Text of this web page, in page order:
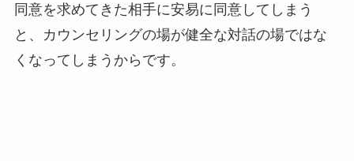
同意を求めてきた相手に安易に同意してしまう
と、カウンセリングの場が健全な対話の場ではな
くなってしまうからです。